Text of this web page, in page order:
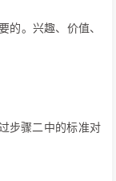
。兴趣、价值、
步骤二中的标准对